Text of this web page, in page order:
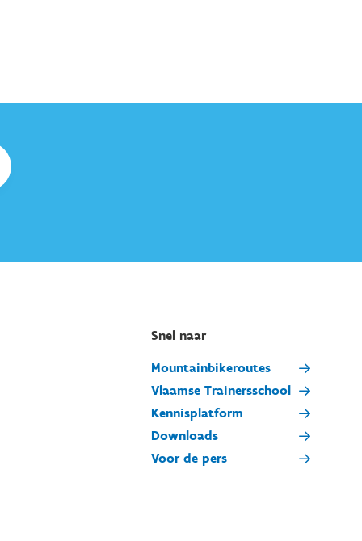
Snel naar
Mountainbikeroutes
Vlaamse Trainersschool
Kennisplatform
Downloads
Voor de pers